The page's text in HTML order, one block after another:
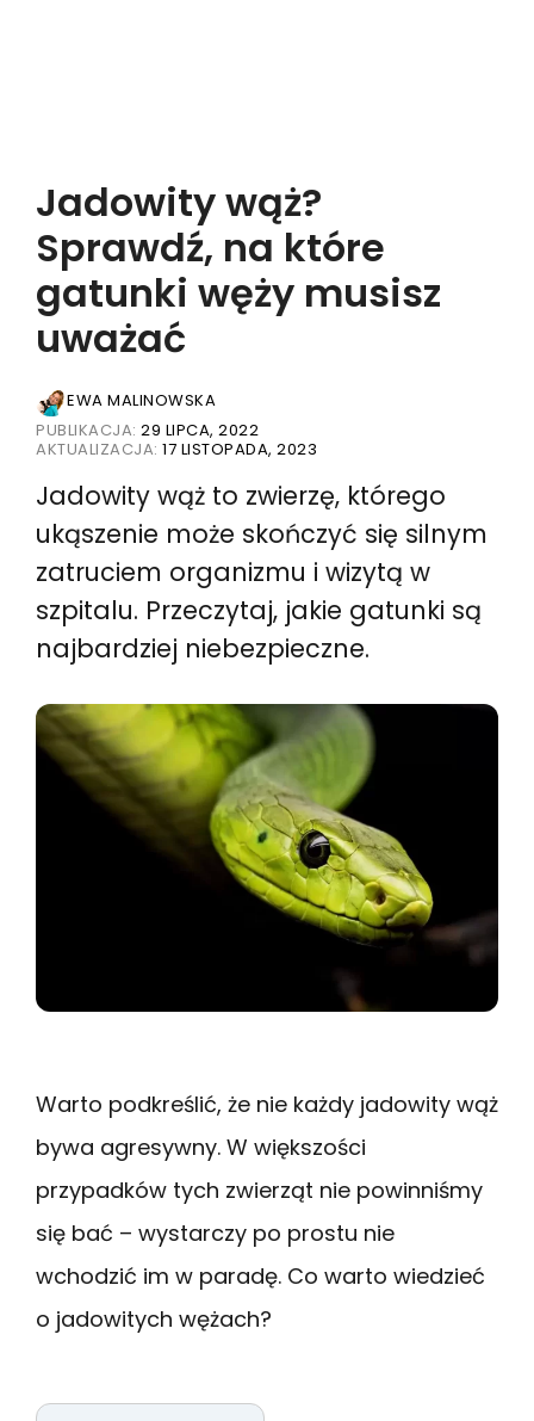
Jadowity wąż?
Sprawdź, na które
gatunki węży musisz
uważać
EWA MALINOWSKA
PUBLIKACJA: 29 LIPCA, 2022
AKTUALIZACJA: 17 LISTOPADA, 2023
Jadowity wąż to zwierzę, którego
ukąszenie może skończyć się silnym
zatruciem organizmu i wizytą w
szpitalu. Przeczytaj, jakie gatunki są
najbardziej niebezpieczne.
Warto podkreślić, że nie każdy jadowity wąż
bywa agresywny. W większości
przypadków tych zwierząt nie powinniśmy
się bać – wystarczy po prostu nie
wchodzić im w paradę. Co warto wiedzieć
o jadowitych wężach?